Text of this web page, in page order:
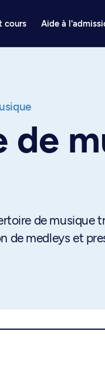
cours Aide à
de
de musique
de medleys et